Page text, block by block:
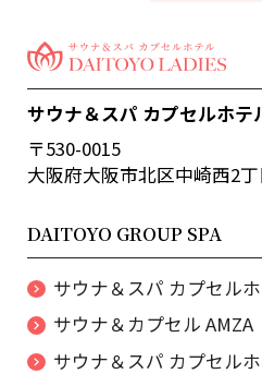
サウナ＆スパ カプセルホテ
〒530-0015
大阪府大阪市北区中崎西2
DAITOYO GROUP SPA
サウナ＆スパ カプセル
サウナ＆カプセル AMZA
サウナ＆スパ カプセル